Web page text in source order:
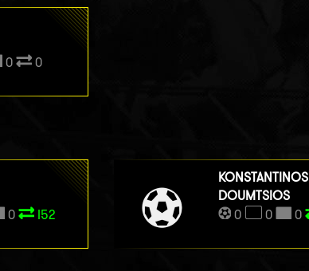
0 0
0 I52
KONSTANTINOS
DOUMTSIOS
0
0 0